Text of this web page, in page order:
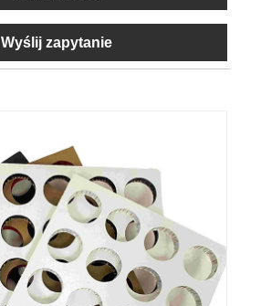
Wyślij zapytanie